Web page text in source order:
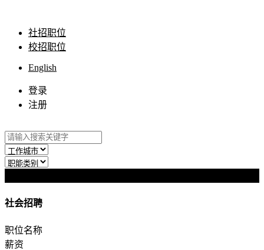
社招职位
校招职位
English
登录
注册
社会招聘
职位名称
薪资